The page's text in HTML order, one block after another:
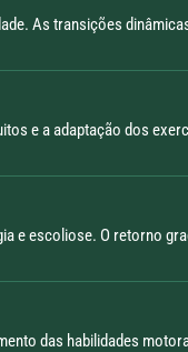
As transições
e a adaptação dos
e escoliose. O retorno
das habilidades